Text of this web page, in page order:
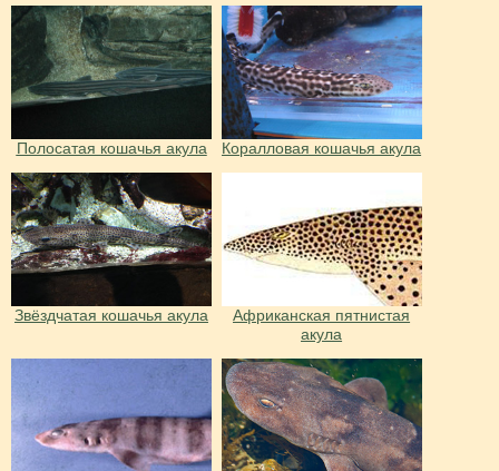
Полосатая кошачья акула Коралловая кошачья акула
Звёздчатая кошачья акула
Африканская пятнистая
акула